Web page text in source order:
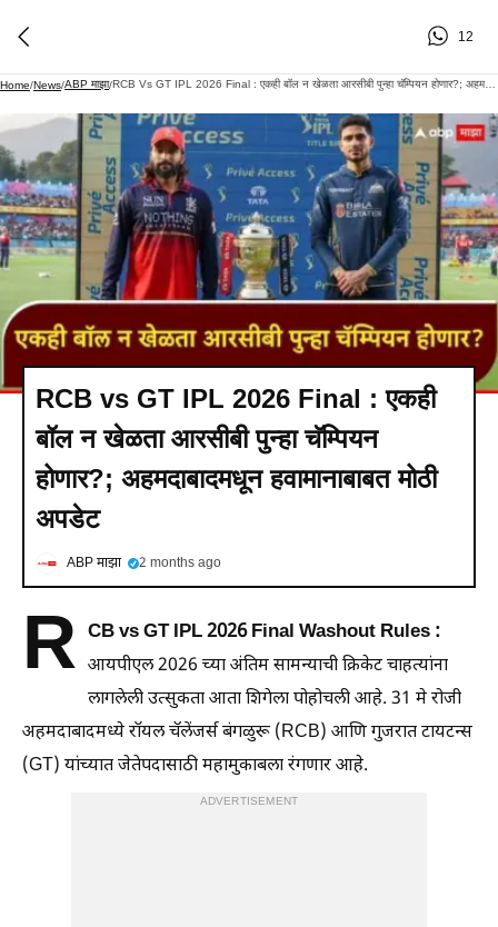
12
Home/News/ABP माझा/ RCB Vs GT IPL 2026 Final : एकही बॉल न खेळता आरसीबी पुन्हा चॅम्पियन होणार?; अहमदाबादमधून हवामानाबाबत मोठी अपडेट
RCB vs GT IPL 2026 Final : एकही
बॉल न खेळता आरसीबी पुन्हा चॅम्पियन
होणार?; अहमदाबादमधून हवामानाबाबत मोठी
अपडेट
ABP माझा 2 months ago
R CB vs GT IPL 2026 Final Washout Rules :
आयपीएल 2026 च्या अंतिम सामन्याची क्रिकेट चाहत्यांना
लागलेली उत्सुकता आता शिगेला पोहोचली आहे. 31 मे रोजी
अहमदाबादमध्ये रॉयल चॅलेंजर्स बंगळुरू (RCB) आणि गुजरात टायटन्स
(GT) यांच्यात जेतेपदासाठी महामुकाबला रंगणार आहे.
ADVERTISEMENT